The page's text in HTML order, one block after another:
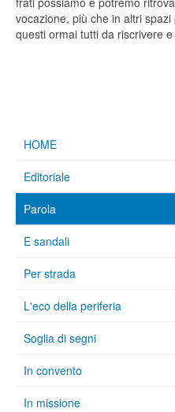
vocazione, più che in altri
questi ormai tutti da riscrivere
HOME
Editoriale
Parola
E sandali
Per strada
L'eco della periferia
Soglia di segni
In convento
In missione